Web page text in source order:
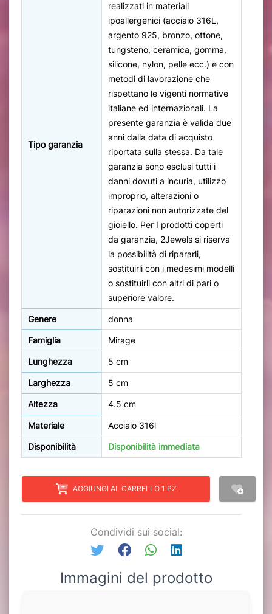
Tipo garanzia
realizzati in materiali
ipoallergenici (acciaio 316L,
argento 925, bronzo, ottone,
tungsteno, ceramica, gomma,
silicone, nylon, pelle ecc.) e con
metodi di lavorazione che
rispettano le vigenti normative
italiane ed internazionali. La
presente garanzia è valida due
anni dalla data di acquisto
riportata sulla stessa. Da tale
garanzia sono esclusi tutti i
danni dovuti a incuria, utilizzo
improprio, alterazioni o
riparazioni non autorizzate del
gioiello. Per I prodotti coperti
da garanzia, 2Jewels si riserva
la possibilità di ripararli,
sostituirli con i medesimi modelli
o sostituirli con altri di pari o
superiore valore.
Genere donna
Famiglia Mirage
Lunghezza 5 cm
Larghezza 5 cm
Altezza 4.5 cm
Materiale Acciaio 316l
Disponibilità Disponibilità immediata
AGGIUNGI AL CARRELLO 1 PZ
Condividi sui social:
Immagini del prodotto